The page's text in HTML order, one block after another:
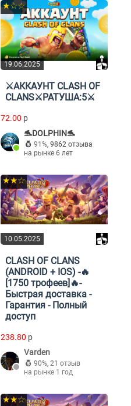
19.06.2025
★☆☆
⚔️АККАУНТ CLASH OF
CLANS⚔️РАТУША:5⚔️
72.00 p
🐬DOLPHIN🐬
91%, 9862 отзыва
на рынке 6 лет
10.05.2025
★★☆
CLASH OF CLANS
(ANDROID + IOS) -🔥
[1750 трофеев]🔥-
Быстрая доставка -
Гарантия - Полный
доступ
238.80 p
Varden
90%, 21 отзыв
на рынке 1 год
★★☆